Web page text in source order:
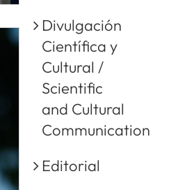
Divulgación
Científica y
Cultural /
Scientific
and Cultural
Communication
Editorial